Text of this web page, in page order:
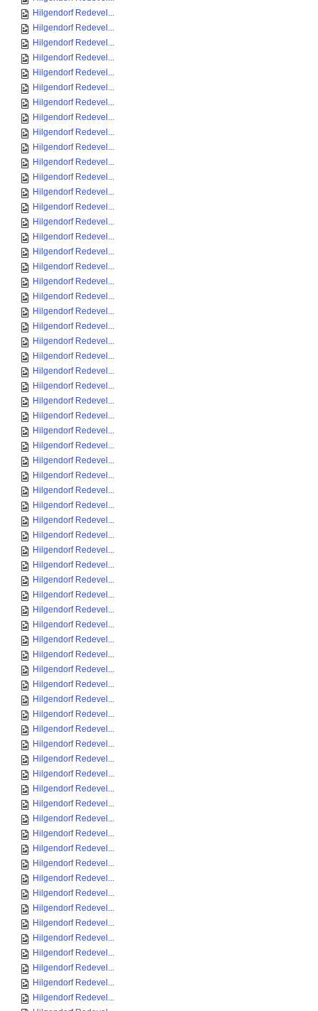
Hilgendorf Redevel...
Hilgendorf Redevel...
Hilgendorf Redevel...
Hilgendorf Redevel...
Hilgendorf Redevel...
Hilgendorf Redevel...
Hilgendorf Redevel...
Hilgendorf Redevel...
Hilgendorf Redevel...
Hilgendorf Redevel...
Hilgendorf Redevel...
Hilgendorf Redevel...
Hilgendorf Redevel...
Hilgendorf Redevel...
Hilgendorf Redevel...
Hilgendorf Redevel...
Hilgendorf Redevel...
Hilgendorf Redevel...
Hilgendorf Redevel...
Hilgendorf Redevel...
Hilgendorf Redevel...
Hilgendorf Redevel...
Hilgendorf Redevel...
Hilgendorf Redevel...
Hilgendorf Redevel...
Hilgendorf Redevel...
Hilgendorf Redevel...
Hilgendorf Redevel...
Hilgendorf Redevel...
Hilgendorf Redevel...
Hilgendorf Redevel...
Hilgendorf Redevel...
Hilgendorf Redevel...
Hilgendorf Redevel...
Hilgendorf Redevel...
Hilgendorf Redevel...
Hilgendorf Redevel...
Hilgendorf Redevel...
Hilgendorf Redevel...
Hilgendorf Redevel...
Hilgendorf Redevel...
Hilgendorf Redevel...
Hilgendorf Redevel...
Hilgendorf Redevel...
Hilgendorf Redevel...
Hilgendorf Redevel...
Hilgendorf Redevel...
Hilgendorf Redevel...
Hilgendorf Redevel...
Hilgendorf Redevel...
Hilgendorf Redevel...
Hilgendorf Redevel...
Hilgendorf Redevel...
Hilgendorf Redevel...
Hilgendorf Redevel...
Hilgendorf Redevel...
Hilgendorf Redevel...
Hilgendorf Redevel...
Hilgendorf Redevel...
Hilgendorf Redevel...
Hilgendorf Redevel...
Hilgendorf Redevel...
Hilgendorf Redevel...
Hilgendorf Redevel...
Hilgendorf Redevel...
Hilgendorf Redevel...
Hilgendorf Redevel...